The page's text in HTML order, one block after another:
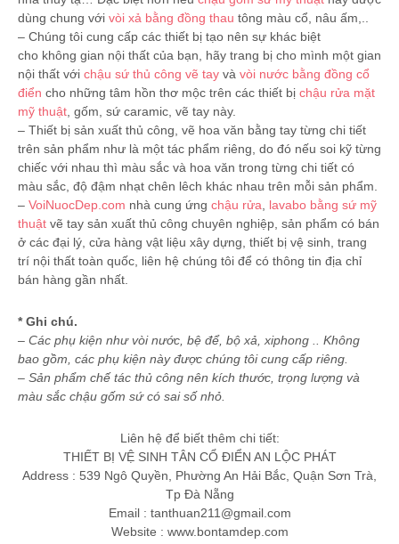
dùng chung với vòi xả bằng đồng thau tông màu cổ, nâu ấm,..
– Chúng tôi cung cấp các thiết bị tạo nên sự khác biệt
cho không gian nội thất của bạn, hãy trang bị cho mình một gian
nội thất với chậu sứ thủ công vẽ tay và vòi nước bằng đồng cổ
điển cho những tâm hồn thơ mộc trên các thiết bị chậu rửa mặt
mỹ thuật, gốm, sứ caramic, vẽ tay này.
– Thiết bị sản xuất thủ công, vẽ hoa văn bằng tay từng chi tiết
trên sản phẩm như là một tác phẩm riêng, do đó nếu soi kỹ từng
chiếc với nhau thì màu sắc và hoa văn trong từng chi tiết có
màu sắc, độ đậm nhạt chên lêch khác nhau trên mỗi sản phẩm.
– VoiNuocDep.com nhà cung ứng chậu rửa, lavabo bằng sứ mỹ
thuật vẽ tay sản xuất thủ công chuyên nghiệp, sản phẩm có bán
ở các đại lý, cửa hàng vật liệu xây dựng, thiết bị vệ sinh, trang
trí nội thất toàn quốc, liên hệ chúng tôi để có thông tin địa chỉ
bán hàng gần nhất.
* Ghi chú.
– Các phụ kiện như vòi nước, bệ để, bộ xả, xiphong .. Không
bao gồm, các phụ kiện này được chúng tôi cung cấp riêng.
– Sản phẩm chế tác thủ công nên kích thước, trọng lượng và
màu sắc chậu gốm sứ có sai số nhỏ.
Liên hệ để biết thêm chi tiết:
THIẾT BỊ VỆ SINH TÂN CỔ ĐIỂN AN LỘC PHÁT
Address : 539 Ngô Quyền, Phường An Hải Bắc, Quận Sơn Trà,
Tp Đà Nẵng
Email : tanthuan211@gmail.com
Website : www.bontamdep.com